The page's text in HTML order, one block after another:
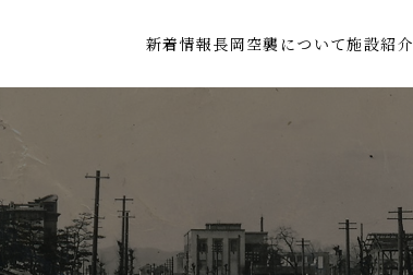
新着情報長岡空襲について施設紹介